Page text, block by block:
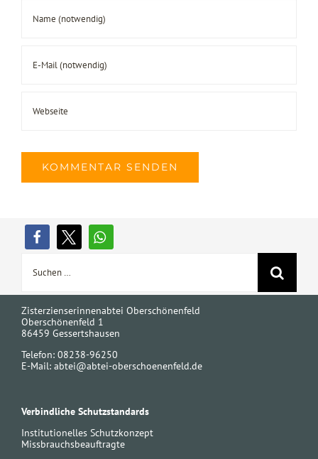
Zisterzienserinnenabtei Oberschönenfeld
Oberschönenfeld 1
86459 Gessertshausen
Telefon: 08238-96250
E-Mail: abtei@abtei-oberschoenenfeld.de
Verbindliche Schutzstandards
Institutionelles Schutzkonzept
Missbrauchsbeauftragte